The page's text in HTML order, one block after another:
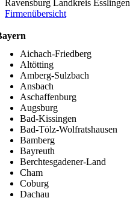
Ravensburg Landkreis Esslingen
Firmenübersicht
Aichach-Friedberg
Altötting
Amberg-Sulzbach
Ansbach
Aschaffenburg
Augsburg
Bad-Kissingen
Bad-Tölz-Wolfratshausen
Bamberg
Bayreuth
Berchtesgadener-Land
Cham
Coburg
Dachau